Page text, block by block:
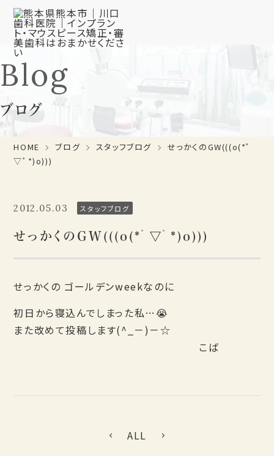
Blog
ブログ
HOME ブログ スタッフブログ
せっかくのGW(((o(*ﾟ
▽ﾟ*)o)))
2012.05.03 スタッフブログ
せっかくのGW(((o(*ﾟ▽ﾟ*)o)))
せっかくの ゴールデンweekなのに
初日から寝込んでしまった私…😭
また改めて投稿します(^_－)－☆
こば
ALL